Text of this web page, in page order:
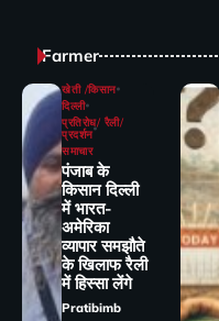
Farmer
खेती /किसान
दिल्ली
प्रतिरोध/ रैली/
प्रदर्शन
समाचार
पंजाब के
किसान दिल्ली
में भारत-
अमेरिका
व्यापार समझौते
के खिलाफ रैली
में हिस्सा लेंगे
Pratibimb